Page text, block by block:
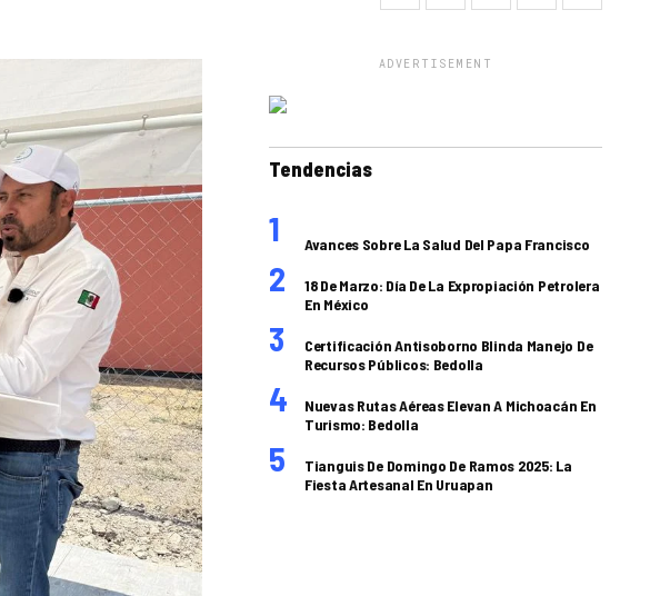
ADVERTISEMENT
Tendencias
Avances Sobre La Salud Del Papa Francisco
18 De Marzo: Día De La Expropiación Petrolera
En México
Certificación Antisoborno Blinda Manejo De
Recursos Públicos: Bedolla
Nuevas Rutas Aéreas Elevan A Michoacán En
Turismo: Bedolla
Tianguis De Domingo De Ramos 2025: La
Fiesta Artesanal En Uruapan